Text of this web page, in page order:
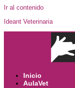
Ir al contenido
Ideant Veterinaria
Inicio
AulaVet